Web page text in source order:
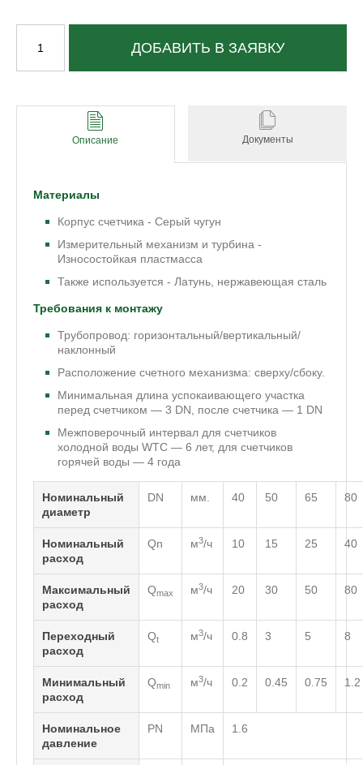
ДОБАВИТЬ В ЗАЯВКУ
Описание Документы
Материалы
Корпус счетчика - Серый чугун
Измерительный механизм и турбина -
Износостойкая пластмасса
Также используется - Латунь, нержавеющая сталь
Требования к монтажу
Трубопровод: горизонтальный/вертикальный/
наклонный
Расположение счетного механизма: сверху/сбоку.
Минимальная длина успокаивающего участка
перед счетчиком — 3 DN, после счетчика — 1 DN
Межповерочный интервал для счетчиков
холодной воды WTC — 6 лет, для счетчиков
горячей воды — 4 года
Номинальный
диаметр
DN мм. 40 50 65 80
Номинальный
расход
Qn м3/ч 10 15 25 40
Максимальный
расход
Qmax м3/ч 20 30 50 80
Переходный
расход
Qt м3/ч 0.8 3 5 8
Минимальный
расход
Qmin м3/ч 0.2 0.45 0.75 1.2
Номинальное
давление
PN МПа 1.6